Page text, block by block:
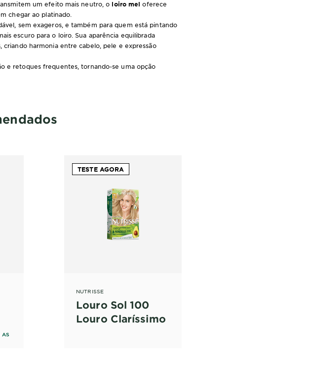
um efeito mais neutro, o loiro mel oferece
chegar ao platinado.
sem exageros, e também para quem está pintando
escuro para o loiro. Sua aparência equilibrada
harmonia entre cabelo, pele e expressão
e retoques frequentes, tornando-se uma opção
on reviews
TESTE AGORA
NUTRISSE
Louro Sol 100
Louro Claríssimo